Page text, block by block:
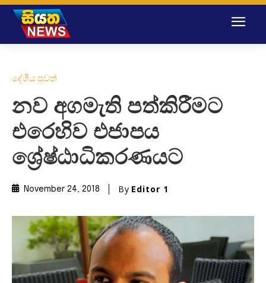
දේශීය පුවත්
නව අගමැති පත්කිරීමට
එරෙහිව එජාපය
ශ්‍රේෂ්ඨාධිකරණයට
November 24, 2018 By Editor 1